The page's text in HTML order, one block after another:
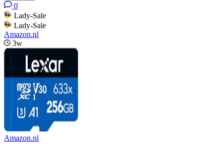
0
Lady-Sale
Lady-Sale
Amazon.nl
3w
Amazon.nl